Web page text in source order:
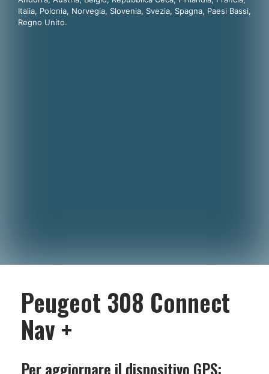
Italia, Polonia, Norvegia, Slovenia, Svezia, Spagna, Paesi Bassi,
Regno Unito.
Peugeot 308 Connect
Nav +
Per aggiornare il dispositivo GPS: